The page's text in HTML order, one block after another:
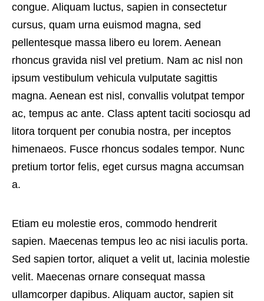
congue. Aliquam luctus, sapien in consectetur
cursus, quam urna euismod magna, sed
pellentesque massa libero eu lorem. Aenean
rhoncus gravida nisl vel pretium. Nam ac nisl non
ipsum vestibulum vehicula vulputate sagittis
magna. Aenean est nisl, convallis volutpat tempor
ac, tempus ac ante. Class aptent taciti sociosqu ad
litora torquent per conubia nostra, per inceptos
himenaeos. Fusce rhoncus sodales tempor. Nunc
pretium tortor felis, eget cursus magna accumsan
a.
Etiam eu molestie eros, commodo hendrerit
sapien. Maecenas tempus leo ac nisi iaculis porta.
Sed sapien tortor, aliquet a velit ut, lacinia molestie
velit. Maecenas ornare consequat massa
ullamcorper dapibus. Aliquam auctor, sapien sit